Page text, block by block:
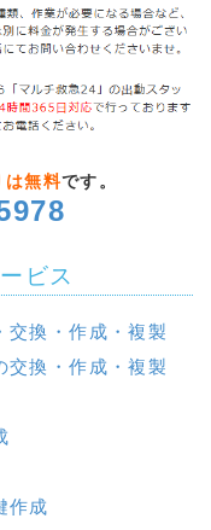
は無料です。
ビス
交換・作成・複製
交換・作成・複製
作成